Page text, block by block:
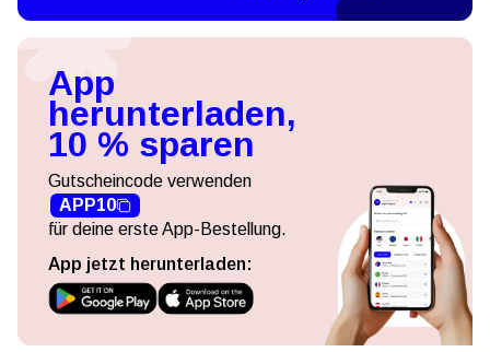
App
herunterladen,
10 % sparen
Gutscheincode verwenden
APP10
für deine erste App-Bestellung.
App jetzt herunterladen: